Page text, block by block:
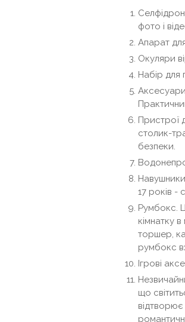
фото і
Апарат
Окуляри
Набір для
Пристрої
столик-
безпеки.
17 років -
Румбокс.
кімнатку в
торшер,
румбокс
Ігрові
що